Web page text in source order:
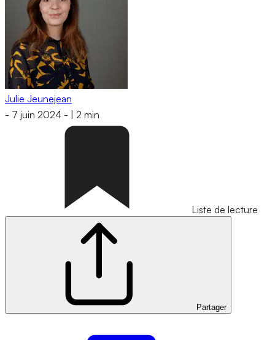
Julie Jeunejean
- 7 juin 2024 - 2 min
Liste de lecture
Partager